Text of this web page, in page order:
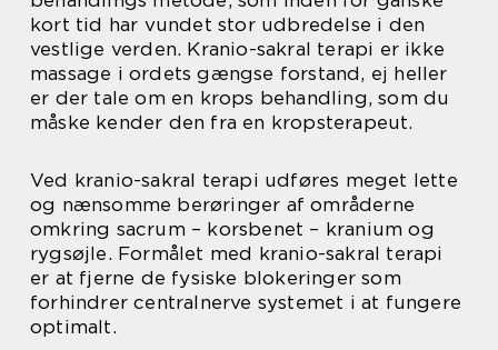
kort tid har vundet stor udbredelse i den
vestlige verden. Kranio-sakral terapi er ikke
massage i ordets gængse forstand, ej heller
er der tale om en krops behandling, som du
måske kender den fra en kropsterapeut.
Ved kranio-sakral terapi udføres meget lette
og nænsomme berøringer af områderne
omkring sacrum – korsbenet – kranium og
rygsøjle. Formålet med kranio-sakral terapi
er at fjerne de fysiske blokeringer som
forhindrer centralnerve systemet i at fungere
optimalt.